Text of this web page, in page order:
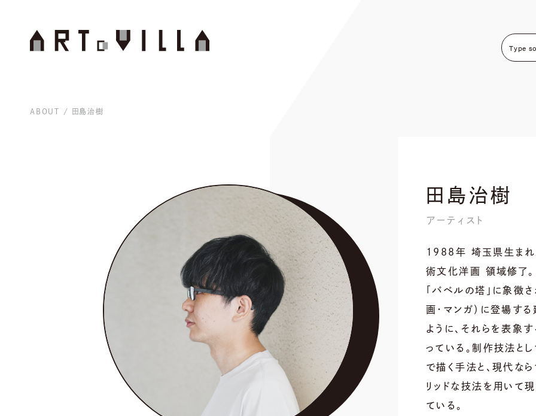
ABOUT 田島治樹
田島治樹
アーティスト
1︎988年 埼玉県生ま
術文化洋画 領域修了。
「バベルの塔」に象徴
画・マンガ）に登場す
ように、それらを表象
っている。制作技法と
で描く手法と、現代な
リッドな技法を用いて
ている。